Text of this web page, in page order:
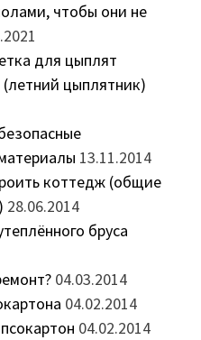
чтобы они не
для цыплят
цыплятник)
13.11.2014
коттедж (общие
28.06.2014
бруса
04.03.2014
04.02.2014
04.02.2014